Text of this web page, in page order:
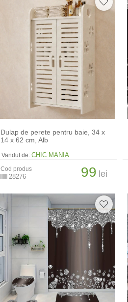
Dulap de perete pentru baie, 34 x
14 x 62 cm​, Alb
Vandut de: CHIC MANIA
Cod produs
28276 99 lei